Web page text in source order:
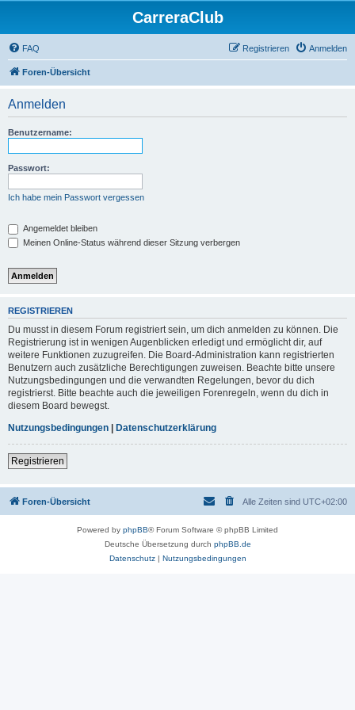
CarreraClub
FAQ Anmelden
Registrieren
Foren-Übersicht
Anmelden
Benutzername:
Passwort:
Ich habe mein Passwort vergessen
Angemeldet bleiben
Meinen Online-Status während dieser Sitzung verbergen
REGISTRIEREN
Du musst in diesem Forum registriert sein, um dich anmelden zu können. Die
Registrierung ist in wenigen Augenblicken erledigt und ermöglicht dir, auf
weitere Funktionen zuzugreifen. Die Board-Administration kann registrierten
Benutzern auch zusätzliche Berechtigungen zuweisen. Beachte bitte unsere
Nutzungsbedingungen und die verwandten Regelungen, bevor du dich
registrierst. Bitte beachte auch die jeweiligen Forenregeln, wenn du dich in
diesem Board bewegst.
Nutzungsbedingungen | Datenschutzerklärung
Registrieren
Foren-Übersicht Alle Zeiten sind UTC+02:00
Powered by phpBB® Forum Software © phpBB Limited
Deutsche Übersetzung durch phpBB.de
Datenschutz| Nutzungsbedingungen